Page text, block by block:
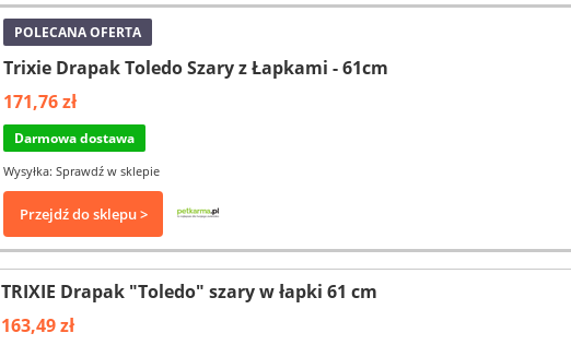
POLECANA OFERTA
Trixie Drapak Toledo Szary z Łapkami - 61cm
171,76 zł
Darmowa dostawa
Wysyłka: Sprawdź w sklepie
Przejdź do sklepu >
TRIXIE Drapak "Toledo" szary w łapki 61 cm
163,49 zł